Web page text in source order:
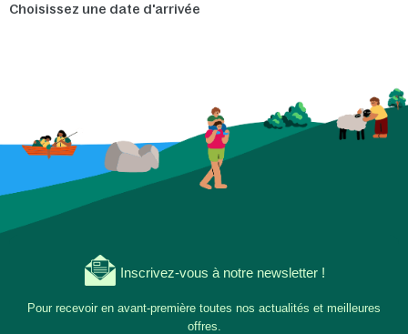
Choisissez une date d'arrivée
Inscrivez-vous à notre newsletter !
Pour recevoir en avant-première toutes nos actualités et meilleures
offres.